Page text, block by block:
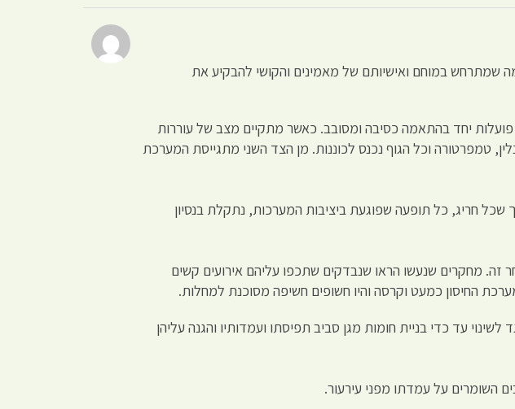
שמתרחש במוחם ואישיותם של מאמינים והקושי להבקיע את
יחד בהתאמה כסיבה ומסובב. כאשר מתקיים מצב של עוררות
וכל הגוף נכנס לכוננות. מן הצד השני מתגייסת המערכת
שכל חריג, כל תופעה שפוגעת ביציבות המערכות, נתקלת בנסיון
זה. מחקרים שנעשו הראו שנבדקים שתכפו עליהם אירועים קשים
החיסון כמעט וקרסה והיו חשופים חשיפה מסוכנת למחלות.
עד כדי בניית חומות מגן סביב תפיסתו ועמדותיו והגנה עליהן
השומרים על עמדתו מפני עירעור.